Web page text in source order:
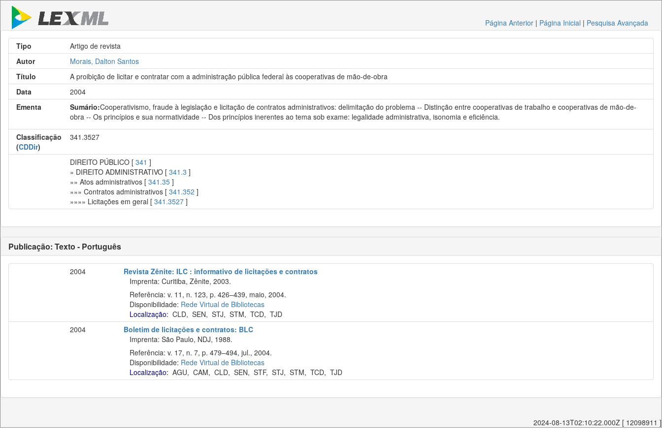
Página Anterior | Página Inicial | Pesquisa Avançada
Tipo
Artigo de revista
Autor
Morais, Dalton Santos
Título
A proibição de licitar e contratar com a administração pública federal às cooperativas de mão-de-obra
Data
2004
Ementa
Sumário:Cooperativismo, fraude à legislação e licitação de contratos administrativos: delimitação do problema -- Distinção entre cooperativas de trabalho e cooperativas de mão-de-
obra -- Os princípios e sua normatividade -- Dos princípios inerentes ao tema sob exame: legalidade administrativa, isonomia e eficiência.
Classificação
(CDDir)
341.3527
DIREITO PÚBLICO [ 341 ]
» DIREITO ADMINISTRATIVO [ 341.3 ]
»» Atos administrativos [ 341.35 ]
»»» Contratos administrativos [ 341.352 ]
»»»» Licitações em geral [ 341.3527 ]
Publicação: Texto - Português
2004
Revista Zênite: ILC : informativo de licitações e contratos
Imprenta: Curitiba, Zênite, 2003.
Referência: v. 11, n. 123, p. 426–439, maio, 2004.
Disponibilidade: Rede Virtual de Bibliotecas
Localização: CLD, SEN, STJ, STM, TCD, TJD
2004
Boletim de licitações e contratos: BLC
Imprenta: São Paulo, NDJ, 1988.
Referência: v. 17, n. 7, p. 479–494, jul., 2004.
Disponibilidade: Rede Virtual de Bibliotecas
Localização: AGU, CAM, CLD, SEN, STF, STJ, STM, TCD, TJD
2024-08-13T02:10:22.000Z [ 12098911 ]